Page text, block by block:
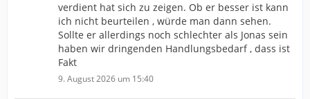
verdient hat sich zu zeigen. Ob er besser ist kann
ich nicht beurteilen , würde man dann sehen.
Sollte er allerdings noch schlechter als Jonas sein
haben wir dringenden Handlungsbedarf , dass ist
Fakt
9. August 2026 um 15:40